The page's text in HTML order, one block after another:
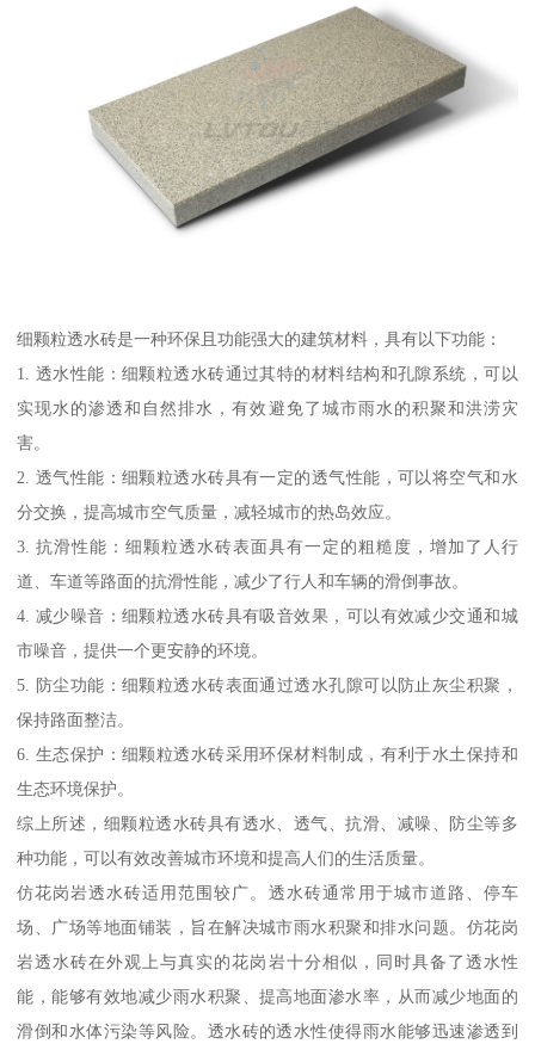
细颗粒透水砖是一种环保且功能强大的建筑材料，具有以下功能：
1. 透水性能：细颗粒透水砖通过其特的材料结构和孔隙系统，可以
实现水的渗透和自然排水，有效避免了城市雨水的积聚和洪涝灾
害。
2. 透气性能：细颗粒透水砖具有一定的透气性能，可以将空气和水
分交换，提高城市空气质量，减轻城市的热岛效应。
3. 抗滑性能：细颗粒透水砖表面具有一定的粗糙度，增加了人行
道、车道等路面的抗滑性能，减少了行人和车辆的滑倒事故。
4. 减少噪音：细颗粒透水砖具有吸音效果，可以有效减少交通和城
市噪音，提供一个更安静的环境。
5. 防尘功能：细颗粒透水砖表面通过透水孔隙可以防止灰尘积聚，
保持路面整洁。
6. 生态保护：细颗粒透水砖采用环保材料制成，有利于水土保持和
生态环境保护。
综上所述，细颗粒透水砖具有透水、透气、抗滑、减噪、防尘等多
种功能，可以有效改善城市环境和提高人们的生活质量。
仿花岗岩透水砖适用范围较广。透水砖通常用于城市道路、停车
场、广场等地面铺装，旨在解决城市雨水积聚和排水问题。仿花岗
岩透水砖在外观上与真实的花岗岩十分相似，同时具备了透水性
能，能够有效地减少雨水积聚、提高地面渗水率，从而减少地面的
滑倒和水体污染等风险。透水砖的透水性使得雨水能够迅速渗透到